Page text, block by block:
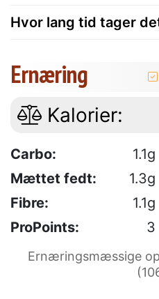
Hvor lang tid tager
Ernæring
Kalorier:
Carbo: 1.1g
Mættet fedt:
1.3g
Fibre:
1.1g
ProPoints:
3
Ernæringsmæssige